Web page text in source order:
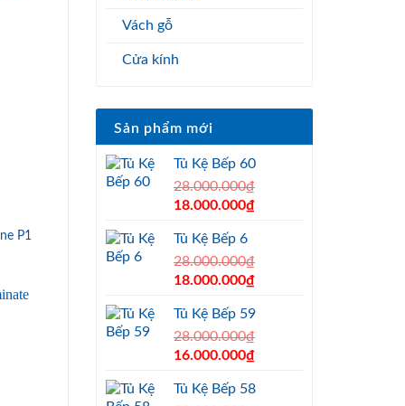
Vách gỗ
Cửa kính
Sản phẩm mới
Tủ Kệ Bếp 60
28.000.000₫
Original
was:
28.000.000₫.
18.000.000₫Current
18.000.000₫.
Tủ Kệ Bếp 6
28.000.000₫
Original
was:
28.000.000₫.
18.000.000₫Current
is:
18.000.000₫.
Tủ Kệ Bếp 59
28.000.000₫
Original
was:
16.000.000₫Current
is:
Tủ Kệ Bếp 58
P1